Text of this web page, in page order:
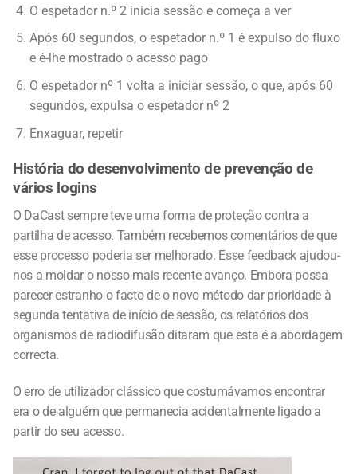
O espetador n.º 2 inicia sessão e começa a ver
Após 60 segundos, o espetador n.º 1 é expulso do fluxo
e é-lhe mostrado o acesso pago
O espetador nº 1 volta a iniciar sessão, o que, após 60
segundos, expulsa o espetador nº 2
Enxaguar, repetir
História do desenvolvimento de prevenção de
vários logins
O DaCast sempre teve uma forma de proteção contra a
partilha de acesso. Também recebemos comentários de que
esse processo poderia ser melhorado. Esse feedback
ajudou-nos a moldar o nosso mais recente avanço. Embora
possa parecer estranho o facto de o novo método dar
prioridade à segunda tentativa de início de sessão, os
relatórios dos organismos de radiodifusão ditaram que esta é
a abordagem correcta.
O erro de utilizador clássico que costumávamos encontrar
era o de alguém que permanecia acidentalmente ligado a
partir do seu acesso.